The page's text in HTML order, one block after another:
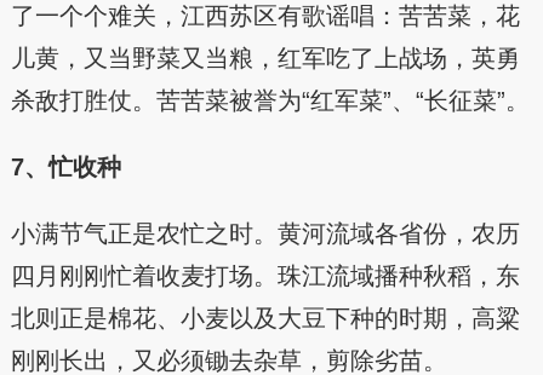
了一个个难关，江西苏区有歌谣唱：苦苦菜，花
儿黄，又当野菜又当粮，红军吃了上战场，英勇
杀敌打胜仗。苦苦菜被誉为“红军菜”、“长征菜”。
7、忙收种
小满节气正是农忙之时。黄河流域各省份，农历
四月刚刚忙着收麦打场。珠江流域播种秋稻，东
北则正是棉花、小麦以及大豆下种的时期，高粱
刚刚长出，又必须锄去杂草，剪除劣苗。